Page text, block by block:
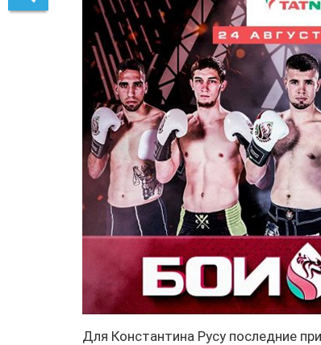
Для Константина Русу последние